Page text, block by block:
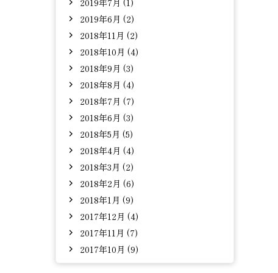
2019年6月 (2)
2018年11月 (2)
2018年10月 (4)
2018年9月 (3)
2018年8月 (4)
2018年7月 (7)
2018年6月 (3)
2018年5月 (5)
2018年4月 (4)
2018年3月 (2)
2018年2月 (6)
2018年1月 (9)
2017年12月 (4)
2017年11月 (7)
2017年10月 (9)